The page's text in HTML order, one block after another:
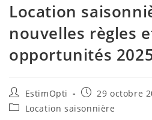
Location
nouvelles règles
opportunités
EstimOpti
29 octobre
Location saisonnière